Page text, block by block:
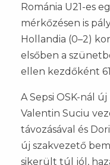
Románia U21-es
mérkőzésen is
Hollandia (0–2)
elsőben a
ellen kezdőként
A Sepsi OSK-nál
Valentin Suciu
távozásával és
új szakvezető
sikerült túl jól,